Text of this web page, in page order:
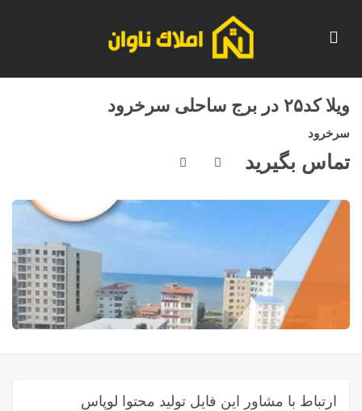
ویلا کد۲۵ در برج ساحلی سرخرود
سرخرود
تماس بگیرید
ارتباط با مشاور این فایل تولید محتوا لوپاس